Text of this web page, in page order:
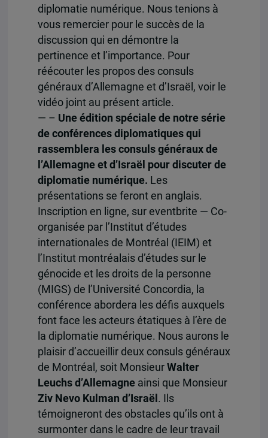
diplomatie numérique. Nous tenions à
vous remercier pour le succès de la
discussion qui en démontre la
pertinence et l’importance. Pour
réécouter les propos des consuls
généraux d’Allemagne et d’Israël, voir le
vidéo joint au présent article.
— – Une édition spéciale de notre série
de conférences diplomatiques qui
rassemblera les consuls généraux de
l’Allemagne et d’Israël pour discuter de
diplomatie numérique. Les
présentations se feront en anglais.
Inscription en ligne, sur eventbrite — Co-
organisée par l’Institut d’études
internationales de Montréal (IEIM) et
l’Institut montréalais d’études sur le
génocide et les droits de la personne
(MIGS) de l’Université Concordia, la
conférence abordera les défis auxquels
font face les acteurs étatiques à l’ère de
la diplomatie numérique. Nous aurons le
plaisir d’accueillir deux consuls généraux
de Montréal, soit Monsieur Walter
Leuchs d’Allemagneainsi que Monsieur
Ziv Nevo Kulman d’Israël . Ils
témoigneront des obstacles qu’ils ont à
surmonter dans le cadre de leur travail